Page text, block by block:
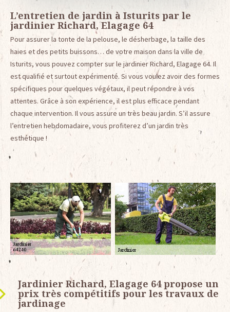
L’entretien de jardin à Isturits par le
jardinier Richard, Elagage 64
Pour assurer la tonte de la pelouse, le désherbage, la taille des
haies et des petits buissons… de votre maison dans la ville de
Isturits, vous pouvez compter sur le jardinier Richard, Elagage 64. Il
est qualifié et surtout expérimenté. Si vous voulez avoir des formes
spécifiques pour quelques végétaux, il peut répondre à vos
attentes. Grâce à son expérience, il est plus efficace pendant
chaque intervention. Il vous assure un très beau jardin. S’il assure
l’entretien hebdomadaire, vous profiterez d’un jardin très
esthétique !
Jardinier Richard, Elagage 64 propose un
prix très compétitifs pour les travaux de
jardinage